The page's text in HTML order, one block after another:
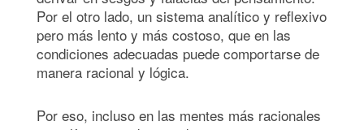
Por el otro lado, un sistema analítico y reflexivo
pero más lento y más costoso, que en las
condiciones adecuadas puede comportarse de
manera racional y lógica.
Por eso, incluso en las mentes más racionales